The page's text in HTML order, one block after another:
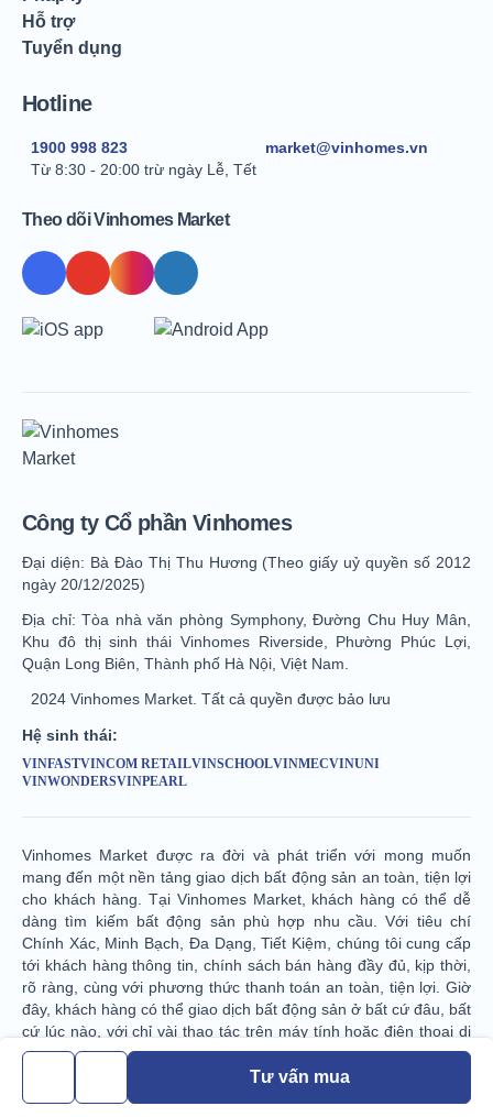
Hỗ trợ
Tuyển dụng
Hotline
1900 998 823
Từ 8:30 - 20:00 trừ ngày Lễ, Tết
market@vinhomes.vn
Theo dõi Vinhomes Market
Vinhomes Market được ra đời và phát triển với mong muốn
mang đến một nền tảng giao dịch bất động sản an toàn, tiện lợi
cho khách hàng. Tại Vinhomes Market, khách hàng có thể dễ
dàng tìm kiếm bất động sản phù hợp nhu cầu. Với tiêu chí
Chính Xác, Minh Bạch, Đa Dạng, Tiết Kiệm, chúng tôi cung cấp
tới khách hàng thông tin, chính sách bán hàng đầy đủ, kịp thời,
rõ ràng, cùng với phương thức thanh toán an toàn, tiện lợi. Giờ
đây, khách hàng có thể giao dịch bất động sản ở bất cứ đâu, bất
cứ lúc nào, với chỉ vài thao tác trên máy tính hoặc điện thoại di
động. Hãy cùng chúng tôi trải nghiệm một nền tảng số hoàn
Thông tin, hình ảnh, và tiện ích trên Vinhomes Market chỉ mang tính
Công ty Cổ phần Vinhomes
Đại diện: Bà Đào Thị Thu Hương (Theo giấy uỷ quyền số 2012
ngày 20/12/2025)
Địa chỉ: Tòa nhà văn phòng Symphony, Đường Chu Huy Mân,
Khu đô thị sinh thái Vinhomes Riverside, Phường Phúc Lợi,
Quận Long Biên, Thành phố Hà Nội, Việt Nam.
2024 Vinhomes Market. Tất cả quyền được bảo lưu
Hệ sinh thái:
VINFASTVINCOM RETAILVINSCHOOLVINMECVINUNI
VINWONDERSVINPEARL
Tư vấn mua